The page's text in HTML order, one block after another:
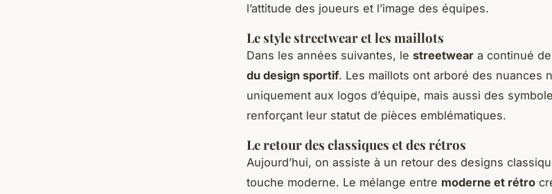
l’attitude des joueurs et l’image des équipes.
Le style streetwear et les maillots
Dans les années suivantes, le streetwear a continué
du design sportif. Les maillots ont arboré des nuances
uniquement aux logos d’équipe, mais aussi des
renforçant leur statut de pièces emblématiques.
Le retour des classiques et des rétros
Aujourd’hui, on assiste à un retour des designs
touche moderne. Le mélange entre moderne et rétro